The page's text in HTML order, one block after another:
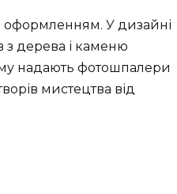
оформленням. У дизайні
з дерева і каменю
надають фотошпалери
мистецтва від